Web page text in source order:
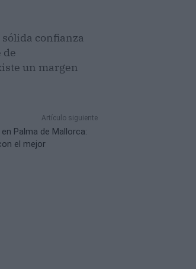
confianza
de
un margen
Artículo siguiente
Palma de Mallorca:
el mejor